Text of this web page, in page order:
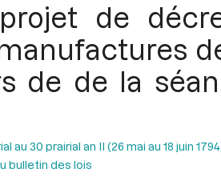
de
de de la
au 30 prairial an II (26 mai au 18 juin
bulletin des lois